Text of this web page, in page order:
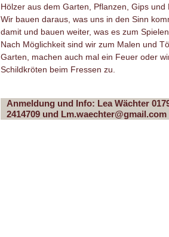
Hölzer aus dem Garten, Pflanzen, Gips und
Wir bauen daraus, was uns in den Sinn
damit und bauen weiter, was es zum
Nach Möglichkeit sind wir zum Malen und
Garten, machen auch mal ein Feuer oder
Schildkröten beim Fressen zu.
Anmeldung und Info: Lea Wächter 0
2414709 und Lm.waechter@gmail.com